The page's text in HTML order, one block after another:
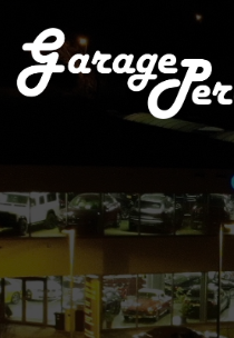
Paramètres avancés des cookies